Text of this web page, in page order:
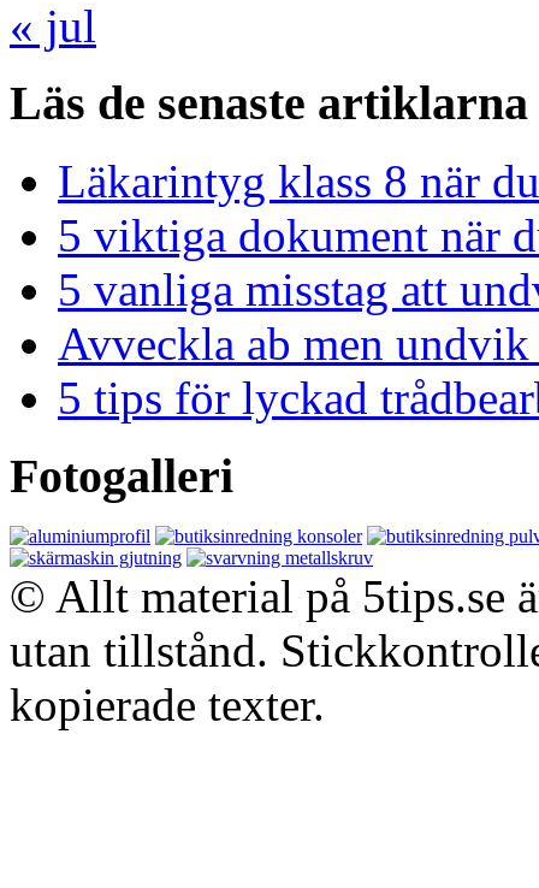
« jul
Läs de senaste artiklarna
Läkarintyg klass 8 när
5 viktiga dokument när
5 vanliga misstag att
Avveckla ab men
5 tips för lyckad
Fotogalleri
© Allt material på 5tips.se
utan tillstånd.
kopierade texter.